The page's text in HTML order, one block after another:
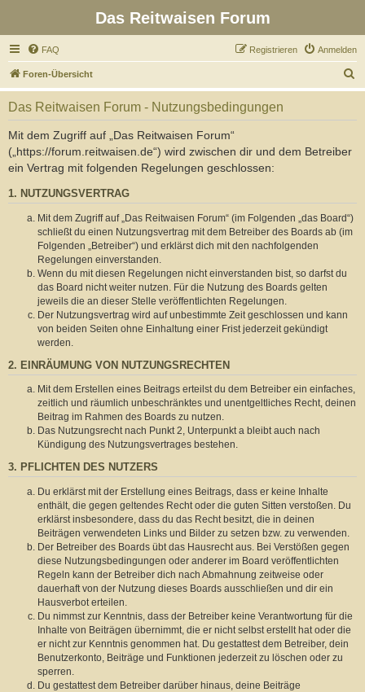
Das Reitwaisen Forum
FAQ Anmelden
Registrieren
Foren-Übersicht
u
Das Reitwaisen Forum - Nutzungsbedingungen
Mit dem Zugriff auf „Das Reitwaisen Forum“
(„https://forum.reitwaisen.de“) wird zwischen dir und dem Betreiber
ein Vertrag mit folgenden Regelungen geschlossen:
1. NUTZUNGSVERTRAG
Mit dem Zugriff auf „Das Reitwaisen Forum“ (im Folgenden „das Board“)
schließt du einen Nutzungsvertrag mit dem Betreiber des Boards ab (im
Folgenden „Betreiber“) und erklärst dich mit den nachfolgenden
Regelungen einverstanden.
Wenn du mit diesen Regelungen nicht einverstanden bist, so darfst du
das Board nicht weiter nutzen. Für die Nutzung des Boards gelten
jeweils die an dieser Stelle veröffentlichten Regelungen.
Der Nutzungsvertrag wird auf unbestimmte Zeit geschlossen und kann
von beiden Seiten ohne Einhaltung einer Frist jederzeit gekündigt
werden.
2. EINRÄUMUNG VON NUTZUNGSRECHTEN
Mit dem Erstellen eines Beitrags erteilst du dem Betreiber ein einfaches,
zeitlich und räumlich unbeschränktes und unentgeltliches Recht, deinen
Beitrag im Rahmen des Boards zu nutzen.
Das Nutzungsrecht nach Punkt 2, Unterpunkt a bleibt auch nach
Kündigung des Nutzungsvertrages bestehen.
3. PFLICHTEN DES NUTZERS
Du erklärst mit der Erstellung eines Beitrags, dass er keine Inhalte
enthält, die gegen geltendes Recht oder die guten Sitten verstoßen. Du
erklärst insbesondere, dass du das Recht besitzt, die in deinen
Beiträgen verwendeten Links und Bilder zu setzen bzw. zu verwenden.
Der Betreiber des Boards übt das Hausrecht aus. Bei Verstößen gegen
diese Nutzungsbedingungen oder anderer im Board veröffentlichten
Regeln kann der Betreiber dich nach Abmahnung zeitweise oder
dauerhaft von der Nutzung dieses Boards ausschließen und dir ein
Hausverbot erteilen.
Du nimmst zur Kenntnis, dass der Betreiber keine Verantwortung für die
Inhalte von Beiträgen übernimmt, die er nicht selbst erstellt hat oder die
er nicht zur Kenntnis genommen hat. Du gestattest dem Betreiber, dein
Benutzerkonto, Beiträge und Funktionen jederzeit zu löschen oder zu
sperren.
Du gestattest dem Betreiber darüber hinaus, deine Beiträge